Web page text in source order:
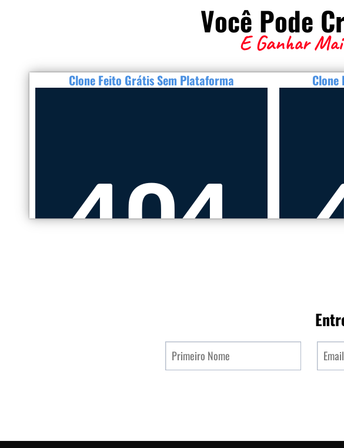
Você Pode
E Ganhar
Clone Feito Grátis Sem Plataforma